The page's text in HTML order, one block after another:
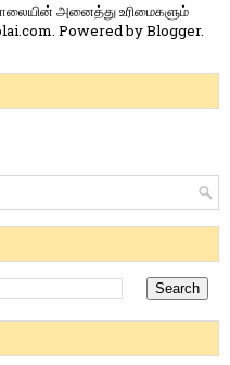
அனைத்து உரிமைகளும்
Powered byBlogger.